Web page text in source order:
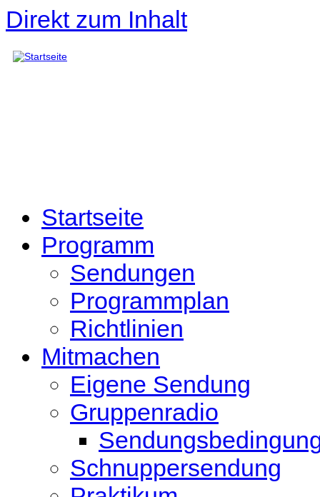
Direkt zum Inhalt
Startseite
Programm
Sendungen
Programmplan
Richtlinien
Mitmachen
Eigene Sendung
Gruppenradio
Schnuppersendung